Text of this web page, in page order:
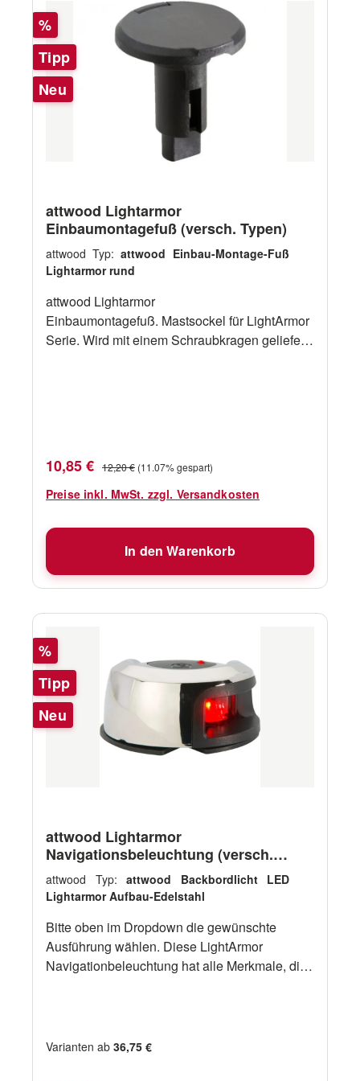
Abdeckung Hecklicht Edelstahl
ArtikelnummerBeschreibung 12543110 360°
auf Mast gerade 61cm 12543111 360° auf Mast
gerade 106cm 12543112 360° auf Mast gerade
137cm 12543115 360° auf Mast klappbar 51cm
horizonal 12543116 360° auf Mast klappbar
51cm vertikal
Rabatt
%
Tipp
Neu
attwood Lightarmor
Einbaumontagefuß (versch. Typen)
attwood Typ: attwood Einbau-Montage-Fuß
Lightarmor rund
attwood Lightarmor
Einbaumontagefuß. Mastsockel für LightArmor
Serie. Wird mit einem Schraubkragen geliefert
Verkaufspreis:
10,85 € Regulärer Preis:
12,20 € (11.07% gespart)
Preise inkl. MwSt. zzgl. Versandkosten
In den Warenkorb
Rabatt
%
Tipp
Neu
attwood Lightarmor
Navigationsbeleuchtung (versch.
Typen)
attwood Typ: attwood Backbordlicht LED
Lightarmor Aufbau-Edelstahl
Bitte oben im Dropdown die gewünschte
Ausführung wählen. Diese LightArmor
Navigationbeleuchtung hat alle Merkmale, die
LED-Technologie kombiniert mit optimierten
Varianten ab 36,75 €